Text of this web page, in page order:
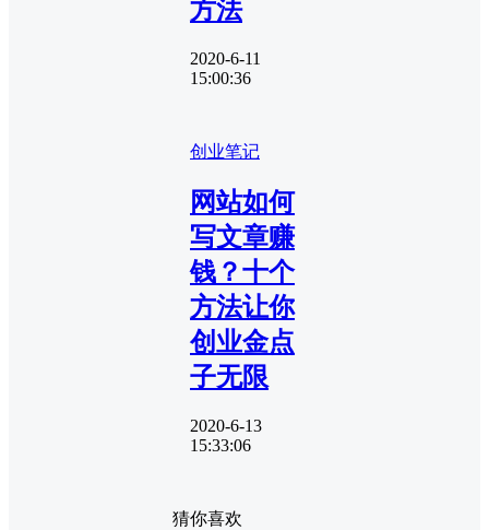
方法
2020-6-11
15:00:36
创业笔记
网站如何
写文章赚
钱？十个
方法让你
创业金点
子无限
2020-6-13
15:33:06
猜你喜欢